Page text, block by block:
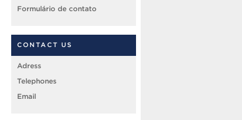
Formulário de contato
CONTACT US
Adress
Telephones
Email